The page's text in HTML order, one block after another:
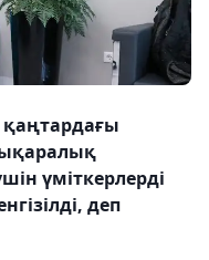
қаңтардағы
үміткерлерді
деп